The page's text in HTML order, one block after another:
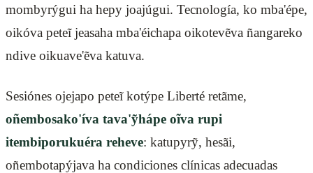
mombyrýgui ha hepy joajúgui. Tecnología, ko mba'épe,
oikóva peteĩ jeasaha mba'éichapa oikotevẽva ñangareko
ndive oikuave'ẽva katuva.
Sesiónes ojejapo peteĩ kotýpe Liberté retãme,
oñembosako'íva tava'ỹhápe oĩva rupi
itembiporukuéra reheve: katupyrỹ, hesãi,
oñembotapýjava ha condiciones clínicas adecuadas